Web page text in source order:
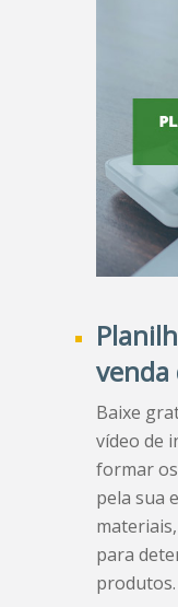
venda
Baixe
vídeo de
formar
pela sua
para
produtos.